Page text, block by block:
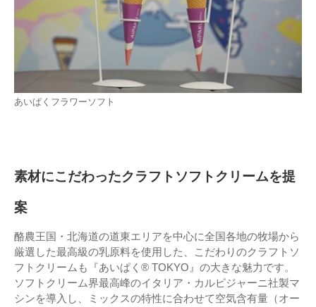
あいぱくフラワーソフト
素材にこだわったクラフトソフトクリームを提
案
酪農王国・北海道の道東エリアを中心に全国各地の牧場から
厳選した最高級の乳原料を使用した、こだわりのクラフトソ
フトクリームも『あいぱく® TOKYO』の大きな魅力です。
ソフトクリーム界最高峰のイタリア・カルピジャーニ社製マ
シンを導入し、ミックスの特性に合わせて空気含有量（オー